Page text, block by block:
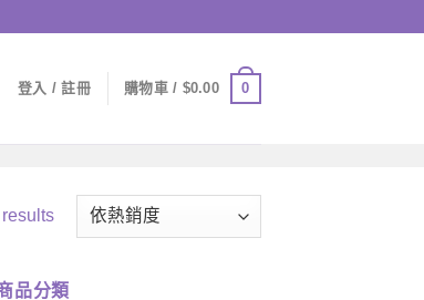
登入 / 註冊 購物車 / $0.00 0
品分類